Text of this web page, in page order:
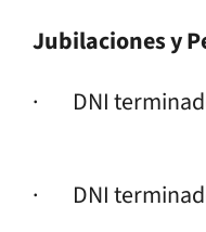
Jubilaciones y
· DNI
· DNI